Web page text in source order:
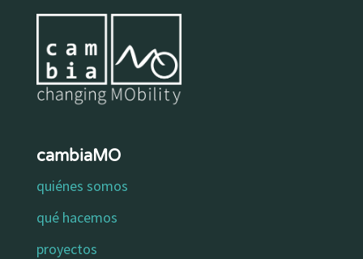
cambiaMO
quiénes somos
qué hacemos
proyectos